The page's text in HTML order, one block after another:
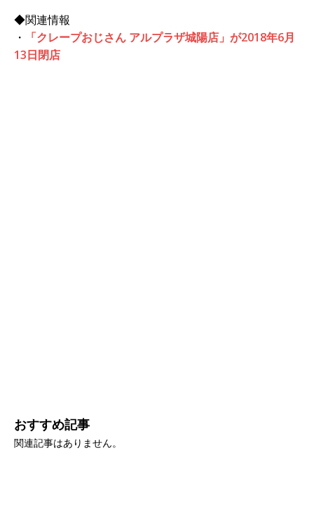
◆関連情報
・
「クレープおじさん アルプラザ城陽店」が2018年6月
13日閉店
おすすめ記事
関連記事はありません。